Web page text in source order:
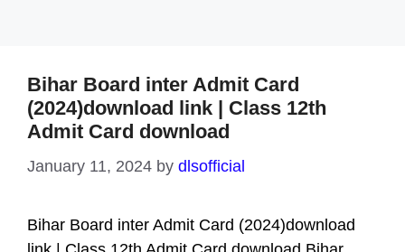
Bihar Board inter Admit Card
(2024)download link | Class 12th
Admit Card download
January 11, 2024 by dlsofficial
Bihar Board inter Admit Card (2024)download